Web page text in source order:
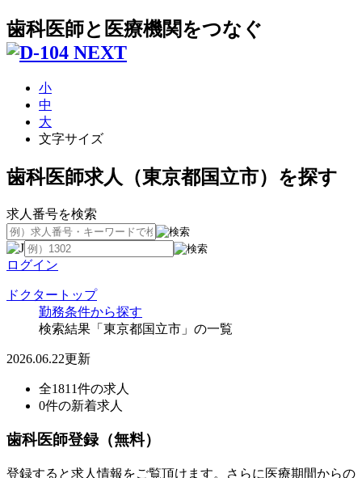
歯科医師と医療機関をつなぐ
小
中
大
文字サイズ
歯科医師求人（東京都国立市）を探す
求人番号を検索
ログイン
ドクタートップ
勤務条件から探す
検索結果「東京都国立市」の一覧
2026.06.22更新
全1811件の求人
0件の新着求人
歯科医師登録（無料）
登録すると求人情報をご覧頂けます。さらに医療期間からの